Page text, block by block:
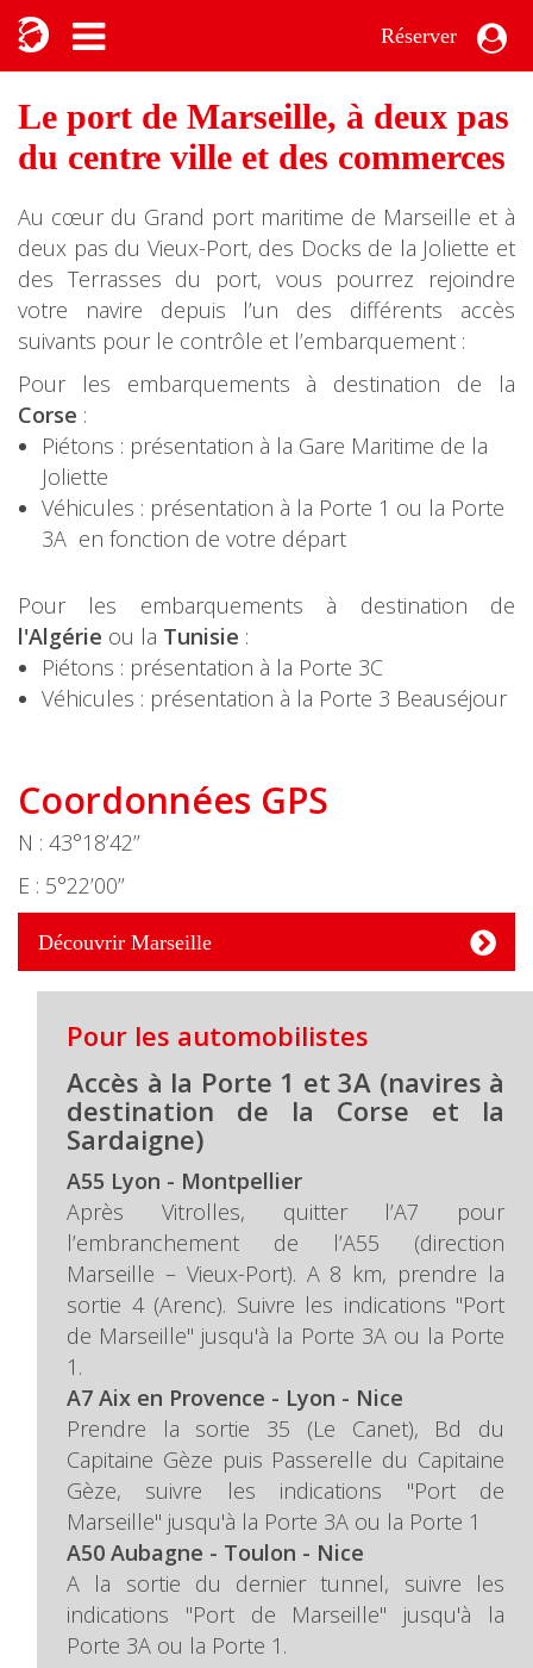
Réserver
Le port de Marseille, à deux pas
du centre ville et des commerces
Au cœur du Grand port maritime de Marseille et à
deux pas du Vieux-Port, des Docks de la Joliette et
des Terrasses du port, vous pourrez rejoindre
votre navire depuis l’un des différents accès
suivants pour le contrôle et l’embarquement :
Pour les embarquements à destination de la
Corse :
Piétons : présentation à la Gare Maritime de la
Joliette
Véhicules : présentation à la Porte 1 ou la Porte
3A en fonction de votre départ
Pour les embarquements à destination de
l'Algérie ou la Tunisie :
Piétons : présentation à la Porte 3C
Véhicules : présentation à la Porte 3 Beauséjour
Coordonnées GPS
N : 43°18’42’’
E : 5°22’00’’
Découvrir Marseille
Pour les automobilistes
Accès à la Porte 1 et 3A (navires à
destination de la Corse et la
Sardaigne)
A55 Lyon - Montpellier
Après Vitrolles, quitter l’A7 pour
l’embranchement de l’A55 (direction
Marseille – Vieux-Port). A 8 km, prendre la
sortie 4 (Arenc). Suivre les indications "Port
de Marseille" jusqu'à la Porte 3A ou la Porte
1.
A7 Aix en Provence - Lyon - Nice
Prendre la sortie 35 (Le Canet), Bd du
Capitaine Gèze puis Passerelle du Capitaine
Gèze, suivre les indications "Port de
Marseille" jusqu'à la Porte 3A ou la Porte 1
A50 Aubagne - Toulon - Nice
A la sortie du dernier tunnel, suivre les
indications "Port de Marseille" jusqu'à la
Porte 3A ou la Porte 1.